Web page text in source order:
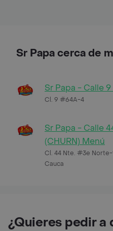
Sr Papa cerca de
Sr Papa - Calle
Cl. 9 #64A-4
Sr Papa - Calle
(CHURN) Menú
Cl. 44 Nte. #3e Norte-
Cauca
¿Quieres pedir a